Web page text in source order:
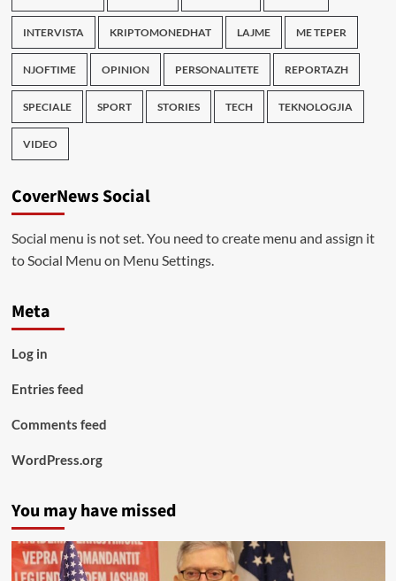
INTERVISTA KRIPTOMONEDHAT LAJME ME TEPER
NJOFTIME OPINION PERSONALITETE REPORTAZH
SPECIALE SPORT STORIES TECH TEKNOLOGJIA
VIDEO
CoverNews Social
Social menu is not set. You need to create menu and assign it
to Social Menu on Menu Settings.
Meta
Log in
Entries feed
Comments feed
WordPress.org
You may have missed